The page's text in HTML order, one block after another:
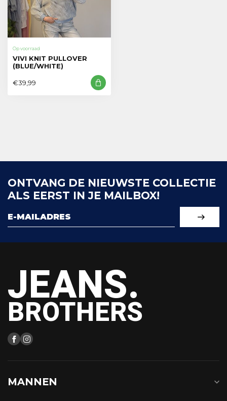
Op voorraad
VIVI KNIT PULLOVER
(BLUE/WHITE)
€39,99
ONTVANG DE NIEUWSTE COLLECTIE
ALS EERST IN JE MAILBOX!
JEANS.
BROTHERS
MANNEN